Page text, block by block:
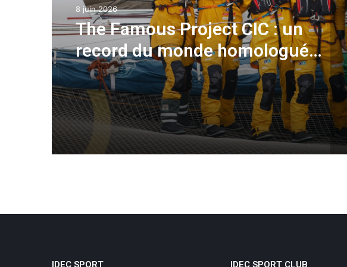
8 juin 2026
The Famous Project CIC : un
record du monde homologué,
une aventure collective
soutenue par IDEC SPORT
IDEC SPORT IDEC SPORT CLUB